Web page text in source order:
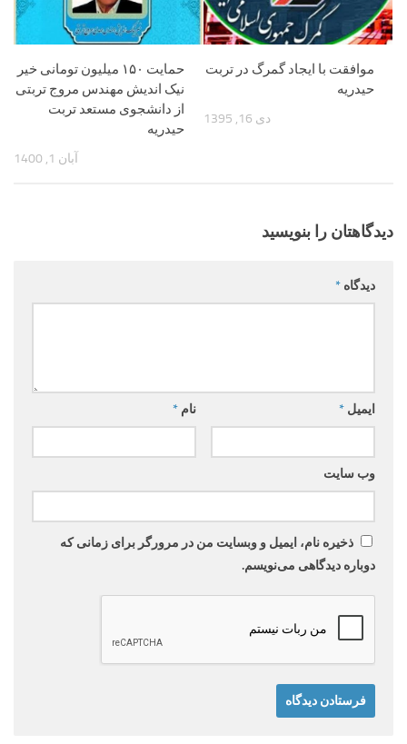
حمایت ۱۵۰ میلیون تومانی خیر
نیک اندیش مهندس مروج تربتی
از دانشجوی مستعد تربت
حیدریه
آبان 1, 1400
موافقت با ایجاد گمرگ در تربت
حیدریه
دی 16, 1395
دیدگاهتان را بنویسید
دیدگاه *
نام * ایمیل *
وب‌ سایت
ذخیره نام، ایمیل و وبسایت من در مرورگر برای زمانی که
دوباره دیدگاهی می‌نویسم.